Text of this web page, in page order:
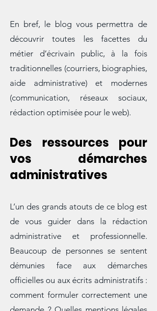
découvrir toutes les facettes du
métier d’écrivain public, à la fois
traditionnelles (courriers, biographies,
aide administrative) et modernes
(communication, réseaux sociaux,
Des ressources pour
vos démarches
L’un des grands atouts de ce blog est
de vous guider dans la rédaction
administrative et professionnelle.